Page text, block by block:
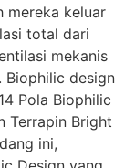
mereka keluar
total dari
mekanis
Biophilic design
Pola Biophilic
Terrapin Bright
ini,